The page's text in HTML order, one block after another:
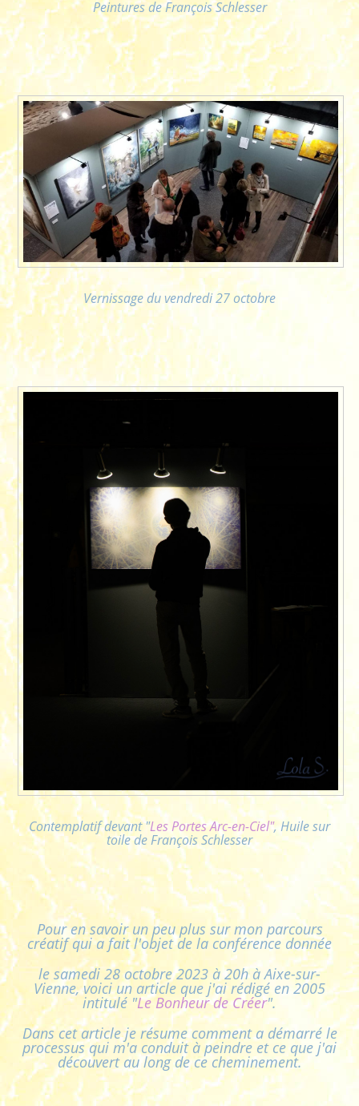
Peintures de François Schlesser
Vernissage du vendredi 27 octobre
Contemplatif devant "Les Portes Arc-en-Ciel", Huile sur
toile de François Schlesser
Pour en savoir un peu plus sur mon parcours
créatif qui a fait l'objet de la conférence donnée
le samedi 28 octobre 2023 à 20h à Aixe-sur-
Vienne, voici un article que j'ai rédigé en 2005
intitulé "Le Bonheur de Créer".
Dans cet article je résume comment a démarré le
processus qui m'a conduit à peindre et ce que j'ai
découvert au long de ce cheminement.